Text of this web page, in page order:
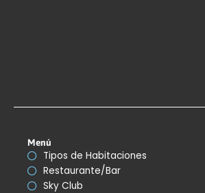
Menú
Tipos de Habitaciones
Restaurante/Bar
Sky Club